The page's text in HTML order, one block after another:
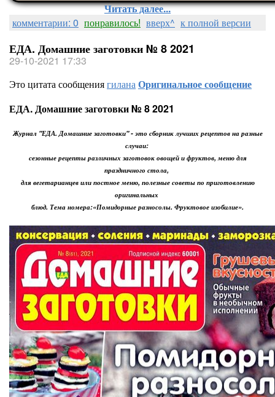
Читать далее...
комментарии: 0 понравилось! вверх^ к полной версии
ЕДА. Домашние заготовки № 8 2021
29-10-2021 17:33
Это цитата сообщениягиланаОригинальное сообщение
ЕДА. Домашние заготовки № 8 2021
Журнал "ЕДА. Домашние заготовки" - это сборник лучших рецептов на разные
случаи:
сезонные рецепты различных заготовок овощей и фруктов, меню для
праздничного стола,
для вегетарианцев или постное меню, полезные советы по приготовлению
оригинальных
блюд. Тема номера:«Помидорные разносолы. Фруктовое изобилие».